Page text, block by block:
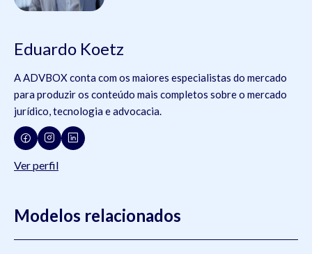
Eduardo Koetz
A ADVBOX conta com os maiores especialistas do mercado
para produzir os conteúdo mais completos sobre o mercado
jurídico, tecnologia e advocacia.
Ver perfil
Modelos relacionados